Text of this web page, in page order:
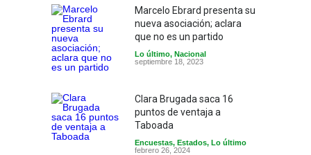
Marcelo Ebrard presenta su
nueva asociación; aclara
que no es un partido
Lo último, Nacional
septiembre 18, 2023
Clara Brugada saca 16
puntos de ventaja a
Taboada
Encuestas, Estados, Lo último
febrero 26, 2024